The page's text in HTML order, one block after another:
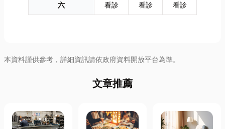
六
看診 看診 看診
本資料謹供參考，詳細資訊請依政府資料開放平台為準。
文章推薦